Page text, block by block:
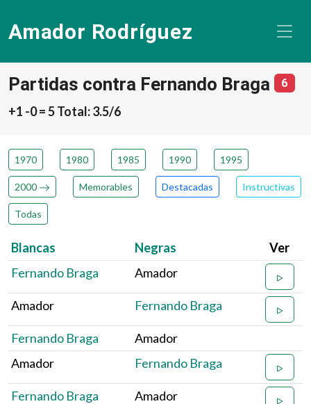
Amador Rodríguez
Partidas contra Fernando Braga 6
+1 -0 = 5 Total: 3.5/6
1970 1980 1985 1990 1995
2000 Memorables Destacadas Instructivas
Todas
Blancas Negras
Ver
Fernando Braga
Amador
Amador Fernando Braga
Fernando Braga
Amador
Amador
Fernando Braga
Fernando Braga Amador